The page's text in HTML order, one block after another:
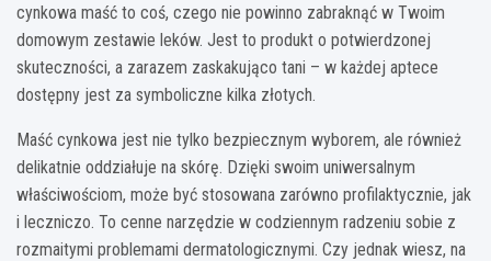
cynkowa maść to coś, czego nie powinno zabraknąć w Twoim
domowym zestawie leków. Jest to produkt o potwierdzonej
skuteczności, a zarazem zaskakująco tani – w każdej aptece
dostępny jest za symboliczne kilka złotych.
Maść cynkowa jest nie tylko bezpiecznym wyborem, ale również
delikatnie oddziałuje na skórę. Dzięki swoim uniwersalnym
właściwościom, może być stosowana zarówno profilaktycznie, jak
i leczniczo. To cenne narzędzie w codziennym radzeniu sobie z
rozmaitymi problemami dermatologicznymi. Czy jednak wiesz, na